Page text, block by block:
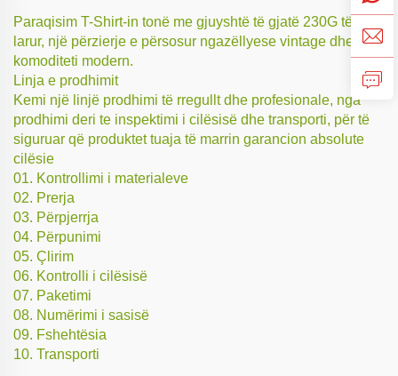
Paraqisim T-Shirt-in tonë me gjuyshtë të gjatë 230G të
larur, një përzierje e përsosur ngazëllyese vintage dhe
komoditeti modern.
Linja e prodhimit
Kemi një linjë prodhimi të rregullt dhe profesionale, nga
prodhimi deri te inspektimi i cilësisë dhe transporti, për të
siguruar që produktet tuaja të marrin garancion absolute
cilësie
01. Kontrollimi i materialeve
02. Prerja
03. Përpjerrja
04. Përpunimi
05. Çlirim
06. Kontrolli i cilësisë
07. Paketimi
08. Numërimi i sasisë
09. Fshehtësia
10. Transporti